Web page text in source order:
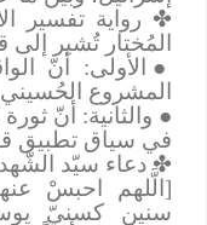
✤رواية تفسير
المُختار تُشير إلى
●الأولى: أنّ
المشروع
●والثانية: أنّ
في سياق تطبيق
✤دعاء سيّد
[الَّلهم احبسْ
سنين كسنيّ